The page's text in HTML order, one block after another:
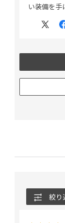
い装備を手
絞り